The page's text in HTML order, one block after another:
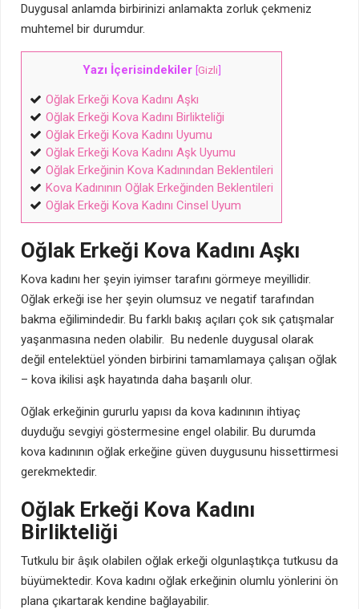
Duygusal anlamda birbirinizi anlamakta zorluk çekmeniz
muhtemel bir durumdur.
Yazı İçerisindekiler [Gizli]
Oğlak Erkeği Kova Kadını Aşkı
Oğlak Erkeği Kova Kadını Birlikteliği
Oğlak Erkeği Kova Kadını Uyumu
Oğlak Erkeği Kova Kadını Aşk Uyumu
Oğlak Erkeğinin Kova Kadınından Beklentileri
Kova Kadınının Oğlak Erkeğinden Beklentileri
Oğlak Erkeği Kova Kadını Cinsel Uyum
Oğlak Erkeği Kova Kadını Aşkı
Kova kadını her şeyin iyimser tarafını görmeye meyillidir.
Oğlak erkeği ise her şeyin olumsuz ve negatif tarafından
bakma eğilimindedir. Bu farklı bakış açıları çok sık çatışmalar
yaşanmasına neden olabilir. Bu nedenle duygusal olarak
değil entelektüel yönden birbirini tamamlamaya çalışan oğlak
– kova ikilisi aşk hayatında daha başarılı olur.
Oğlak erkeğinin gururlu yapısı da kova kadınının ihtiyaç
duyduğu sevgiyi göstermesine engel olabilir. Bu durumda
kova kadınının oğlak erkeğine güven duygusunu hissettirmesi
gerekmektedir.
Oğlak Erkeği Kova Kadını
Birlikteliği
Tutkulu bir âşık olabilen oğlak erkeği olgunlaştıkça tutkusu da
büyümektedir. Kova kadını oğlak erkeğinin olumlu yönlerini ön
plana çıkartarak kendine bağlayabilir.